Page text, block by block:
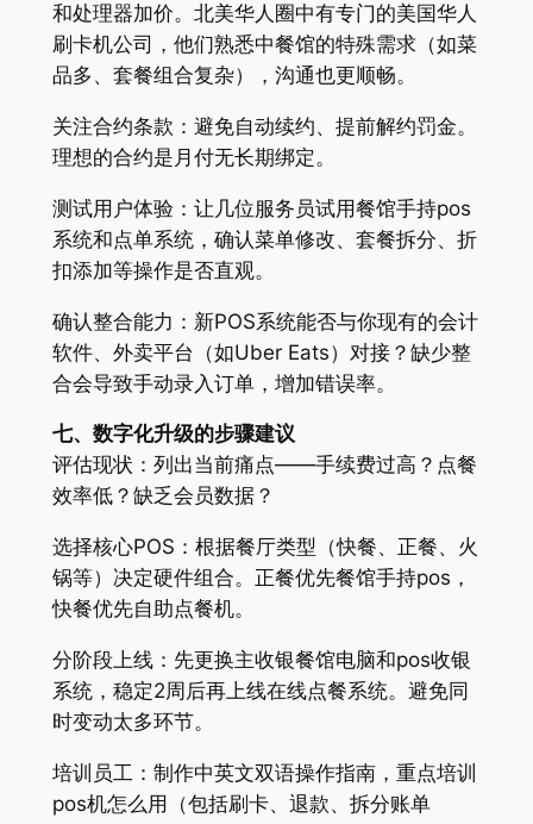
和处理器加价。北美华人圈中有专门的美国华人
刷卡机公司，他们熟悉中餐馆的特殊需求（如菜
品多、套餐组合复杂），沟通也更顺畅。
关注合约条款：避免自动续约、提前解约罚金。
理想的合约是月付无长期绑定。
测试用户体验：让几位服务员试用餐馆手持pos
系统和点单系统，确认菜单修改、套餐拆分、折
扣添加等操作是否直观。
确认整合能力：新POS系统能否与你现有的会计
软件、外卖平台（如Uber Eats）对接？缺少整
合会导致手动录入订单，增加错误率。
七、数字化升级的步骤建议
评估现状：列出当前痛点——手续费过高？点餐
效率低？缺乏会员数据？
选择核心POS：根据餐厅类型（快餐、正餐、火
锅等）决定硬件组合。正餐优先餐馆手持pos，
快餐优先自助点餐机。
分阶段上线：先更换主收银餐馆电脑和pos收银
系统，稳定2周后再上线在线点餐系统。避免同
时变动太多环节。
培训员工：制作中英文双语操作指南，重点培训
pos机怎么用（包括刷卡、退款、拆分账单